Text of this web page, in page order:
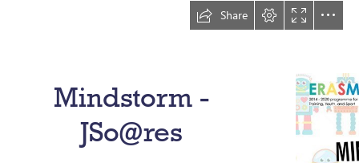
Share
Mindstorm -
JSo@res